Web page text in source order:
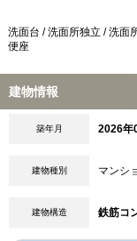
洗面台 / 洗面所独立 / 洗面
便座
建物情報
築年月 2026年
建物種別 マンシ
建物構造 鉄筋コ